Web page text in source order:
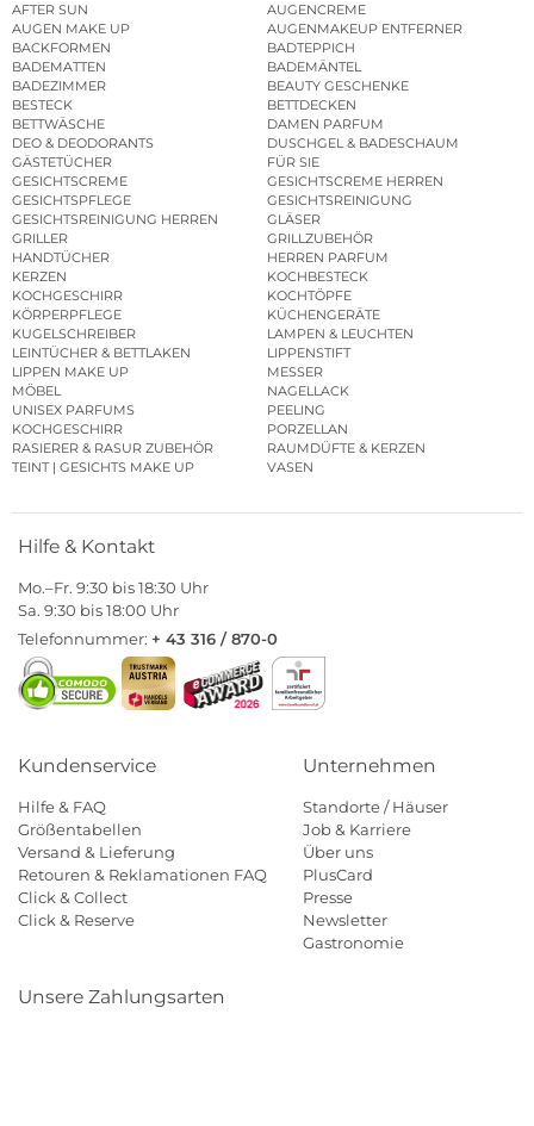
AFTER SUN
AUGENCREME
AUGEN MAKE UP
AUGENMAKEUP ENTFERNER
BACKFORMEN
BADTEPPICH
BADEMATTEN
BADEMÄNTEL
BADEZIMMER
BEAUTY GESCHENKE
BESTECK
BETTDECKEN
BETTWÄSCHE
DAMEN PARFUM
DEO & DEODORANTS
DUSCHGEL & BADESCHAUM
GÄSTETÜCHER
FÜR SIE
GESICHTSCREME
GESICHTSCREME HERREN
GESICHTSPFLEGE
GESICHTSREINIGUNG
GESICHTSREINIGUNG HERREN
GLÄSER
GRILLER
GRILLZUBEHÖR
HANDTÜCHER
HERREN PARFUM
KERZEN
KOCHBESTECK
KOCHGESCHIRR
KOCHTÖPFE
KÖRPERPFLEGE
KÜCHENGERÄTE
KUGELSCHREIBER
LAMPEN & LEUCHTEN
LEINTÜCHER & BETTLAKEN
LIPPENSTIFT
LIPPEN MAKE UP
MESSER
MÖBEL
NAGELLACK
UNISEX PARFUMS
PEELING
KOCHGESCHIRR
PORZELLAN
RASIERER & RASUR ZUBEHÖR
RAUMDÜFTE & KERZEN
TEINT | GESICHTS MAKE UP
VASEN
Hilfe & Kontakt
Mo.–Fr. 9:30 bis 18:30 Uhr
Sa. 9:30 bis 18:00 Uhr
Telefonnummer: + 43 316 / 870-0
Kundenservice
Hilfe & FAQ
Größentabellen
Versand & Lieferung
Retouren & Reklamationen FAQ
Click & Collect
Click & Reserve
Unternehmen
Standorte / Häuser
Job & Karriere
Über uns
PlusCard
Presse
Newsletter
Gastronomie
Unsere Zahlungsarten